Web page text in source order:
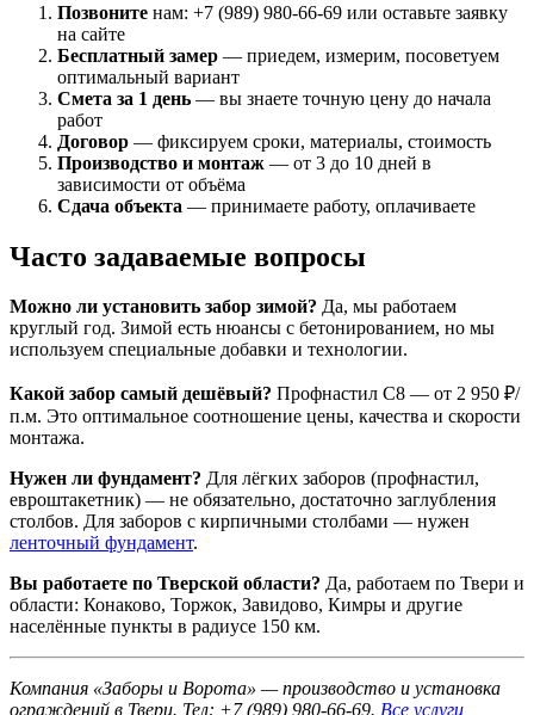
Позвоните нам: +7 (989) 980-66-69 или оставьте заявку
на сайте
Бесплатный замер — приедем, измерим, посоветуем
оптимальный вариант
Смета за 1 день — вы знаете точную цену до начала
работ
Договор — фиксируем сроки, материалы, стоимость
Производство и монтаж — от 3 до 10 дней в
зависимости от объёма
Сдача объекта — принимаете работу, оплачиваете
Часто задаваемые вопросы
Можно ли установить забор зимой? Да, мы работаем
круглый год. Зимой есть нюансы с бетонированием, но мы
используем специальные добавки и технологии.
Какой забор самый дешёвый? Профнастил С8 — от 2 950 ₽/
п.м. Это оптимальное соотношение цены, качества и скорости
монтажа.
Нужен ли фундамент? Для лёгких заборов (профнастил,
евроштакетник) — не обязательно, достаточно заглубления
столбов. Для заборов с кирпичными столбами — нужен
ленточный фундамент.
Вы работаете по Тверской области? Да, работаем по Твери и
области: Конаково, Торжок, Завидово, Кимры и другие
населённые пункты в радиусе 150 км.
Компания «Заборы и Ворота» — производство и установка
ограждений в Твери. Тел: +7 (989) 980-66-69. Все услуги